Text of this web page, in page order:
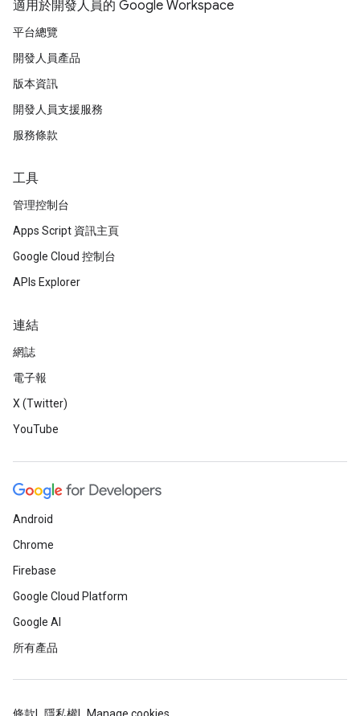
適用於開發人員的 Google Workspace
平台總覽
開發人員產品
版本資訊
開發人員支援服務
服務條款
工具
管理控制台
Apps Script 資訊主頁
Google Cloud 控制台
APIs Explorer
連結
網誌
電子報
X (Twitter)
YouTube
Android
Chrome
Firebase
Google Cloud Platform
Google AI
所有產品